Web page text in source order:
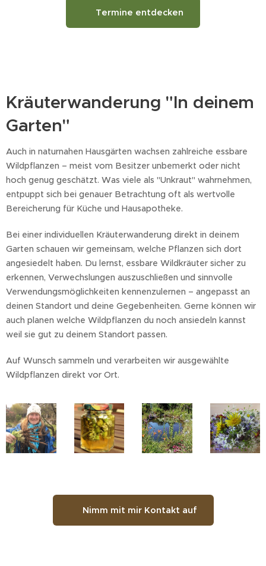
🌿 Termine entdecken
Kräuterwanderung "In deinem
Garten"
Auch in naturnahen Hausgärten wachsen zahlreiche essbare
Wildpflanzen – meist vom Besitzer unbemerkt oder nicht
hoch genug geschätzt. Was viele als "Unkraut" wahrnehmen,
entpuppt sich bei genauer Betrachtung oft als wertvolle
Bereicherung für Küche und Hausapotheke.
Bei einer individuellen Kräuterwanderung direkt in deinem
Garten schauen wir gemeinsam, welche Pflanzen sich dort
angesiedelt haben. Du lernst, essbare Wildkräuter sicher zu
erkennen, Verwechslungen auszuschließen und sinnvolle
Verwendungsmöglichkeiten kennenzulernen – angepasst an
deinen Standort und deine Gegebenheiten. Gerne können wir
auch planen welche Wildpflanzen du noch ansiedeln kannst
weil sie gut zu deinem Standort passen.
Auf Wunsch sammeln und verarbeiten wir ausgewählte
Wildpflanzen direkt vor Ort.
✉️ Nimm mit mir Kontakt auf